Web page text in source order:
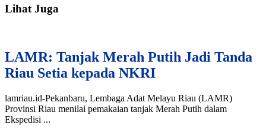
Lihat Juga
LAMR: Tanjak Merah Putih Jadi Tanda
Riau Setia kepada NKRI
lamriau.id-Pekanbaru, Lembaga Adat Melayu Riau (LAMR)
Provinsi Riau menilai pemakaian tanjak Merah Putih dalam
Ekspedisi ...